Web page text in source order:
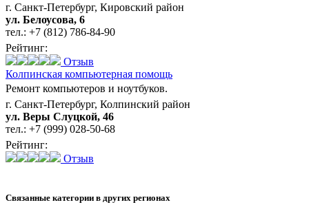
г. Санкт-Петербург, Кировский район
ул. Белоусова, 6
тел.: +7 (812) 786-84-90
Рейтинг:
Отзыв
Колпинская компьютерная помощь
Ремонт компьютеров и ноутбуков.
г. Санкт-Петербург, Колпинский район
ул. Веры Слуцкой, 46
тел.: +7 (999) 028-50-68
Рейтинг:
Отзыв
Связанные категории в других регионах